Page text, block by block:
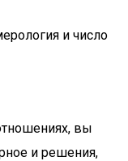
и число
вы
и решения,